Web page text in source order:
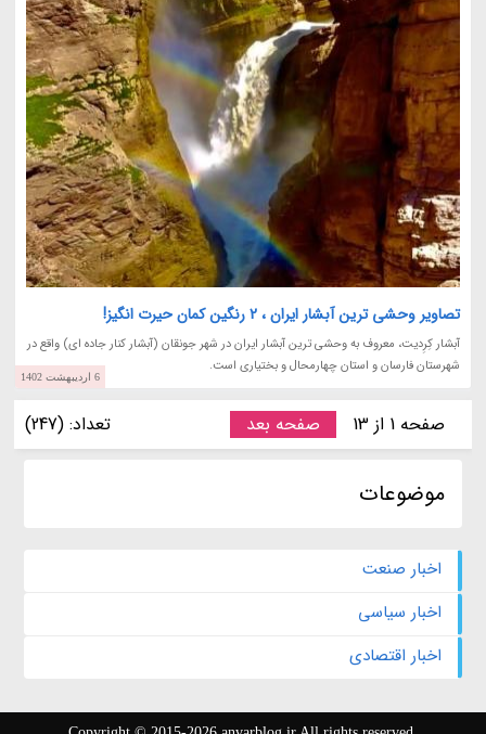
تصاویر وحشی ترین آبشار ایران ، 2 رنگین کمان حیرت انگیز!
آبشار کِرِدیت، معروف به وحشی ترین آبشار ایران در شهر جونقان (آبشار کنار جاده ای) واقع در
شهرستان فارسان و استان چهارمحال و بختیاری است.
6 اردیبهشت 1402
صفحه 1 از 13 صفحه بعد تعداد: (247)
موضوعات
اخبار صنعت
اخبار سیاسی
اخبار اقتصادی